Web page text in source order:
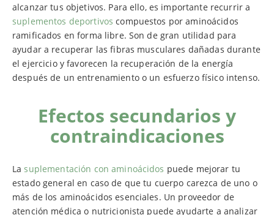
alcanzar tus objetivos. Para ello, es importante recurrir a
suplementos deportivos compuestos por aminoácidos
ramificados en forma libre. Son de gran utilidad para
ayudar a recuperar las fibras musculares dañadas durante
el ejercicio y favorecen la recuperación de la energía
después de un entrenamiento o un esfuerzo físico intenso.
Efectos secundarios y
contraindicaciones
Lasuplementación con aminoácidos puede mejorar tu
estado general en caso de que tu cuerpo carezca de uno o
más de los aminoácidos esenciales. Un proveedor de
atención médica o nutricionista puede ayudarte a analizar